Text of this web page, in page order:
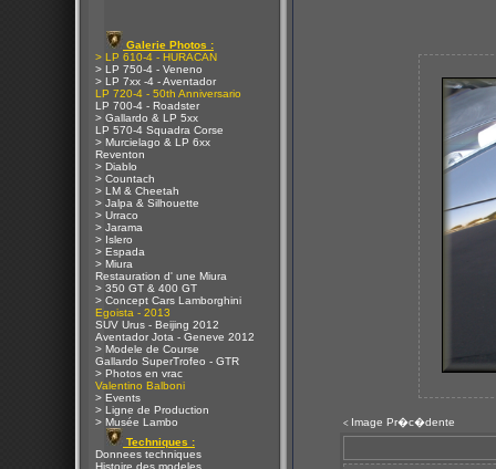
Galerie Photos :
> LP 610-4 - HURACAN
> LP 750-4 - Veneno
> LP 7xx -4 - Aventador
LP 720-4 - 50th Anniversario
LP 700-4 - Roadster
> Gallardo & LP 5xx
LP 570-4 Squadra Corse
> Murcielago & LP 6xx
Reventon
> Diablo
> Countach
> LM & Cheetah
> Jalpa & Silhouette
> Urraco
> Jarama
> Islero
> Espada
> Miura
Restauration d' une Miura
> 350 GT & 400 GT
> Concept Cars Lamborghini
Egoista - 2013
SUV Urus - Beijing 2012
Aventador Jota - Geneve 2012
> Modele de Course
Gallardo SuperTrofeo - GTR
> Photos en vrac
Valentino Balboni
> Events
> Ligne de Production
> Musée Lambo
Techniques :
Donnees techniques
Histoire des modeles
< Image Pr�c�dente